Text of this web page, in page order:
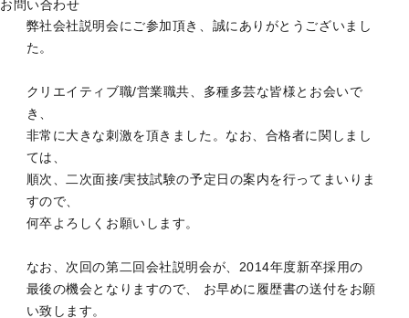
お問い合わせ
70名（午前の部/午後の部）を超える皆様に、
弊社会社説明会にご参加頂き、誠にありがとうございまし
た。
クリエイティブ職/営業職共、多種多芸な皆様とお会いで
き、
非常に大きな刺激を頂きました。なお、合格者に関しまし
ては、
順次、二次面接/実技試験の予定日の案内を行ってまいりま
すので、
何卒よろしくお願いします。
なお、次回の第二回会社説明会が、2014年度新卒採用の
最後の機会となりますので、 お早めに履歴書の送付をお願
い致します。